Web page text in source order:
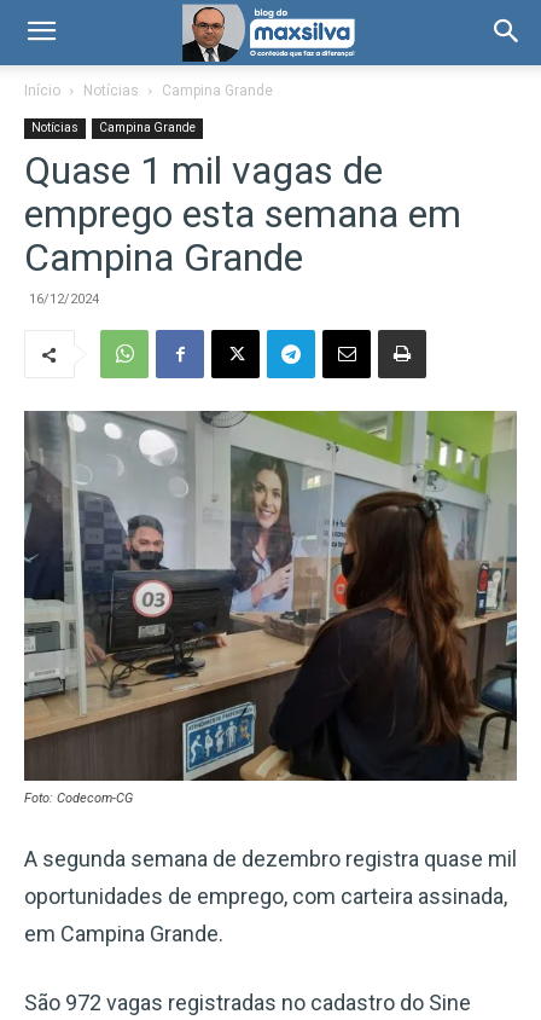
Início Notícias Campina Grande
Notícias Campina Grande
Quase 1 mil vagas de
emprego esta semana em
Campina Grande
16/12/2024
Foto: Codecom-CG
A segunda semana de dezembro registra quase mil
oportunidades de emprego, com carteira assinada,
em Campina Grande.
São 972 vagas registradas no cadastro do Sine